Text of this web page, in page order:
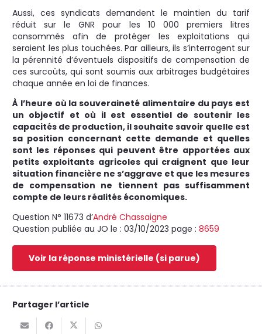
Aussi, ces syndicats demandent le maintien du tarif
réduit sur le GNR pour les 10 000 premiers litres
consommés afin de protéger les exploitations qui
seraient les plus touchées. Par ailleurs, ils s’interrogent sur
la pérennité d’éventuels dispositifs de compensation de
ces surcoûts, qui sont soumis aux arbitrages budgétaires
chaque année en loi de finances.
À l’heure où la souveraineté alimentaire du pays est
un objectif et où il est essentiel de soutenir les
capacités de production, il souhaite savoir quelle est
sa position concernant cette demande et quelles
sont les réponses qui peuvent être apportées aux
petits exploitants agricoles qui craignent que leur
situation financière ne s’aggrave et que les mesures
de compensation ne tiennent pas suffisamment
compte de leurs réalités économiques.
Question N° 11673 d’André Chassaigne
Question publiée au JO le : 03/10/2023 page : 8659
Voir la réponse ministérielle (si parue)
Partager l’article